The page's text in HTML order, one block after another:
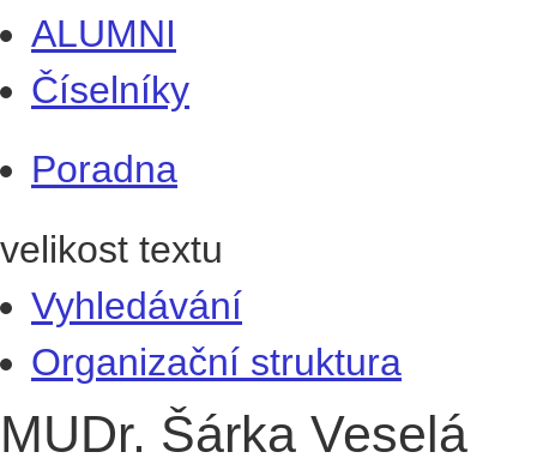
ALUMNI
Číselníky
Poradna
velikost textu
Vyhledávání
Organizační struktura
MUDr. Šárka Veselá